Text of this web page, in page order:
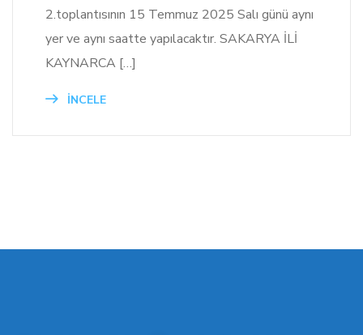
2.toplantısının 15 Temmuz 2025 Salı günü aynı
yer ve aynı saatte yapılacaktır. SAKARYA İLİ
KAYNARCA […]
İNCELE